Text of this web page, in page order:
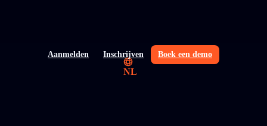
Aanmelden Inschrijven Boek een demo
NL